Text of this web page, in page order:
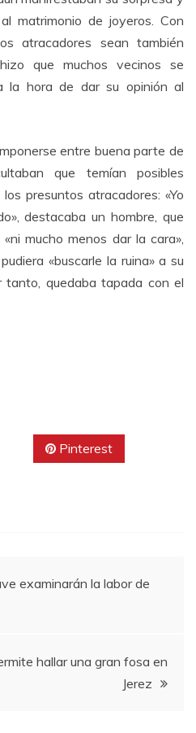
matrimonio de joyeros. Con
atracadores sean también
que muchos vecinos se
la hora de dar su opinión al
entre buena parte de
que temían posibles
presuntos atracadores: «Yo
destacaba un hombre, que
mucho menos dar la cara»,
«buscarle la ruina» a su
tanto, quedaba tapada con el
Pinterest
examinarán la labor de
hallar una gran fosa en
Jerez